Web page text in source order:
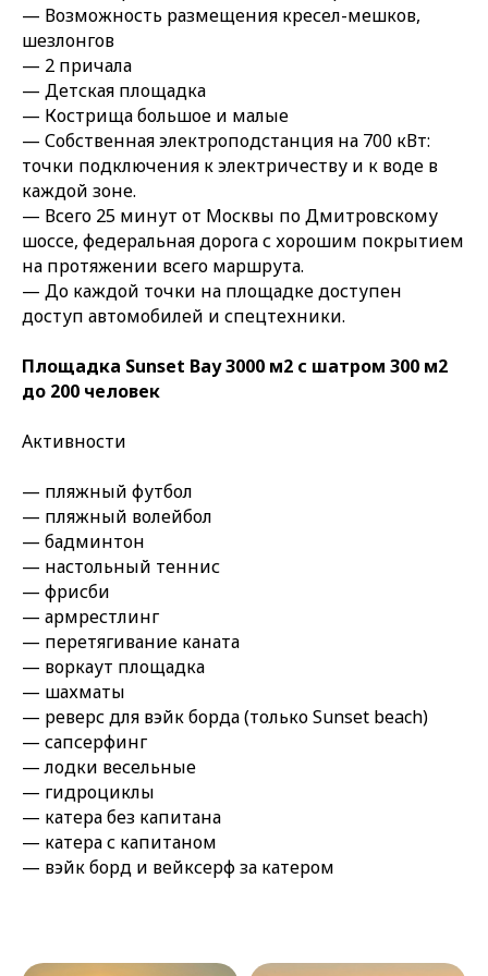
— Возможность размещения кресел-мешков,
шезлонгов
— 2 причала
— Детская площадка
— Кострища большое и малые
— Собственная электроподстанция на 700 кВт:
точки подключения к электричеству и к воде в
каждой зоне.
— Всего 25 минут от Москвы по Дмитровскому
шоссе, федеральная дорога с хорошим покрытием
на протяжении всего маршрута.
— До каждой точки на площадке доступен
доступ автомобилей и спецтехники.
Площадка Sunset Bay 3000 м2 с шатром 300 м2
до 200 человек
Активности
— пляжный футбол
— пляжный волейбол
— бадминтон
— настольный теннис
— фрисби
— армрестлинг
— перетягивание каната
— воркаут площадка
— шахматы
— реверс для вэйк борда (только Sunset beach)
— сапсерфинг
— лодки весельные
— гидроциклы
— катера без капитана
— катера с капитаном
— вэйк борд и вейксерф за катером